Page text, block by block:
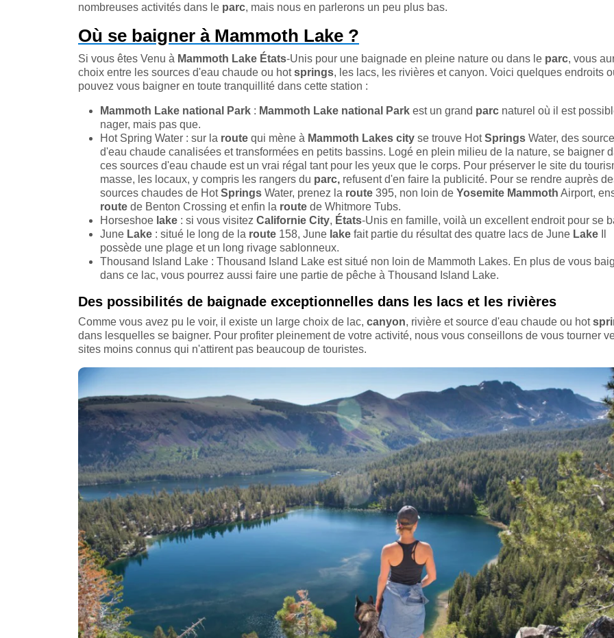
nombreuses activités dans le parc, mais nous en parlerons un peu plus bas.
Où se baigner à Mammoth Lake ?
Si vous êtes Venu à Mammoth Lake États-Unis pour une baignade en pleine nature ou dans le parc, vous
choix entre les sources d'eau chaude ou hotsprings, les lacs, les rivières et canyon. Voici quelques endroits
pouvez vous baigner en toute tranquillité dans cette station :
Mammoth Lake national Park : Mammoth Lake national Park est un grand parc naturel où il est
nager, mais pas que.
Hot Spring Water : sur la route qui mène à Mammoth Lakes city se trouve HotSprings Water, des
d'eau chaude canalisées et transformées en petits bassins. Logé en plein milieu de la nature, se baigner
ces sources d'eau chaude est un vrai régal tant pour les yeux que le corps. Pour préserver le site du
masse, les locaux, y compris les rangers du parc, refusent d'en faire la publicité. Pour se rendre auprès
sources chaudes de HotSprings Water, prenez la route 395, non loin de Yosemite Mammoth Airport,
route de Benton Crossing et enfin la route de Whitmore Tubs.
Horseshoe lake : si vous visitez Californie City, États-Unis en famille, voilà un excellent endroit pour se
June Lake : situé le long de la route 158, June lake fait partie du résultat des quatre lacs de June Lake
possède une plage et un long rivage sablonneux.
Thousand Island Lake : Thousand Island Lake est situé non loin de Mammoth Lakes. En plus de vous
dans ce lac, vous pourrez aussi faire une partie de pêche à Thousand Island Lake.
Des possibilités de baignade exceptionnelles dans les lacs et les rivières
Comme vous avez pu le voir, il existe un large choix de lac, canyon, rivière et source d'eau chaude ou hot
dans lesquelles se baigner. Pour profiter pleinement de votre activité, nous vous conseillons de vous tourner
sites moins connus qui n'attirent pas beaucoup de touristes.